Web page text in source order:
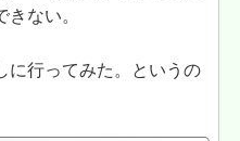
きない。
に行ってみた。というの